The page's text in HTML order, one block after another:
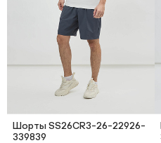
Шорты SS26CR3-26-22926-
339839